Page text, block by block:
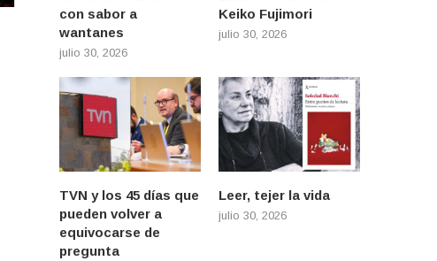
con sabor a
wantanes
julio 30, 2026
Keiko Fujimori
julio 30, 2026
TVN y los 45 días que
pueden volver a
equivocarse de
pregunta
Leer, tejer la vida
julio 30, 2026